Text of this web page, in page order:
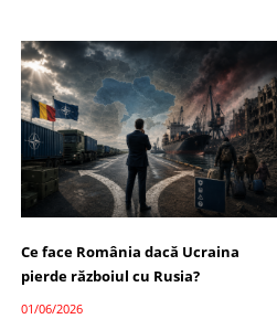
Ce face România dacă Ucraina
pierde războiul cu Rusia?
01/06/2026